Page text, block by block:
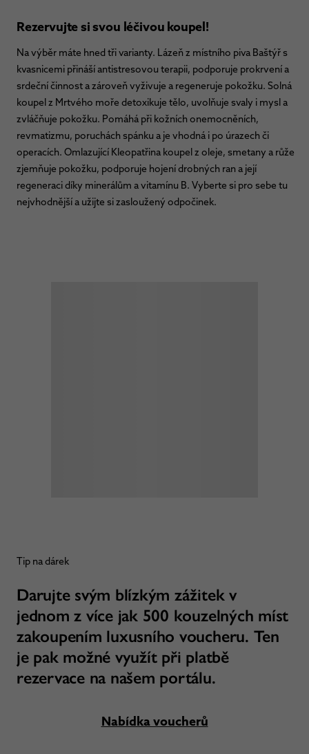
Rezervujte si svou léčivou koupel!
Na výběr máte hned tři varianty. Lázeň z místního piva Baštýř s
kvasnicemi přináší antistresovou terapii, podporuje prokrvení a
srdeční činnost a zároveň vyživuje a regeneruje pokožku. Solná
koupel z Mrtvého moře detoxikuje tělo, uvolňuje svaly i mysl a
zvláčňuje pokožku. Pomáhá při kožních onemocněních,
revmatizmu, poruchách spánku a je vhodná i po úrazech či
operacích. Omlazující Kleopatřina koupel z oleje, smetany a růže
zjemňuje pokožku, podporuje hojení drobných ran a její
regeneraci díky minerálům a vitamínu B. Vyberte si pro sebe tu
nejvhodnější a užijte si zasloužený odpočinek.
Tip na dárek
Darujte svým blízkým zážitek v
jednom z více jak 500 kouzelných míst
zakoupením luxusního voucheru. Ten
je pak možné využít při platbě
rezervace na našem portálu.
Nabídka voucherů